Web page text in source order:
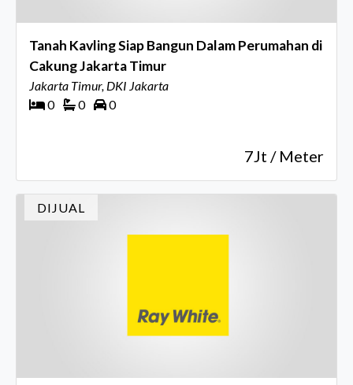
Tanah Kavling Siap Bangun Dalam Perumahan di
Cakung Jakarta Timur
Jakarta Timur, DKI Jakarta
0
0 0
7Jt / Meter
DIJUAL